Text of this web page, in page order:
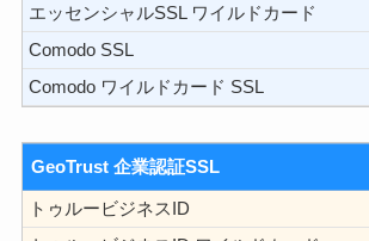
エッセンシャルSSL ワイルドカード
Comodo SSL
Comodo ワイルドカード SSL
GeoTrust 企業認証SSL
トゥルービジネスID